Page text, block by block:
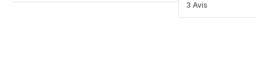
ratings.4.8
3 Avis